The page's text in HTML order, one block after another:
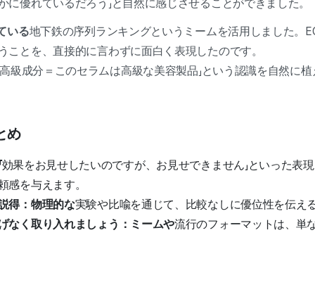
に優れているだろう」と自然に感じさせることができました。
いる地下鉄の序列ランキングというミームを活用しました。
ことを、直接的に言わずに面白く表現したのです。
高級成分＝このセラムは高級な美容製品」という認識を自然に
め
効果をお見せしたいのですが、お見せできません」といった表
感を与えます。
得：物理的な実験や比喩を通じて、比較なしに優位性を伝え
なく取り入れましょう：ミームや流行のフォーマットは、単